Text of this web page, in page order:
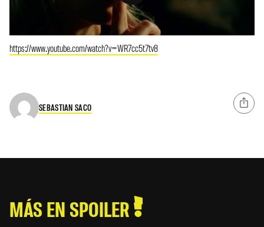
https://www.youtube.com/watch?v=WR7cc5t7tv8
SEBASTIAN SACO
MÁS EN SPOILER